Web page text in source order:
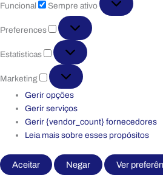
Funcional
Sempre ativo
Preferences
Preferences
Estatisticas
Estatisticas
Marketing
Marketing
Gerir opções
Gerir serviços
Gerir {vendor_count} fornecedores
Leia mais sobre esses propósitos
Aceitar Negar Ver